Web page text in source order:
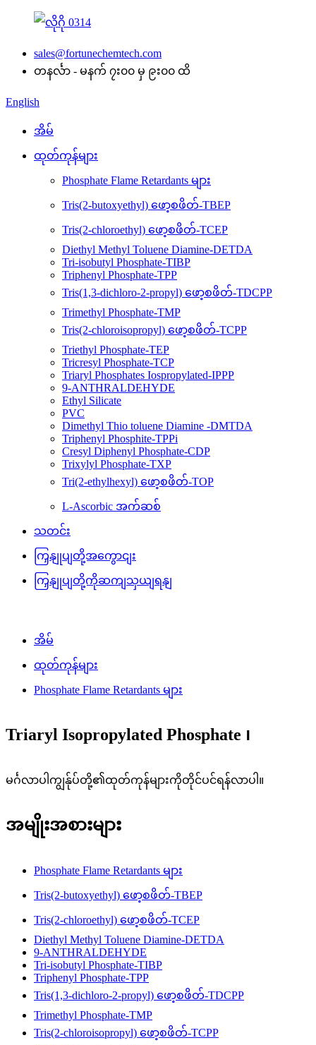
sales@fortunechemtech.com
တနင်္လာ - မနက် ၇း၀၀ မှ ၉း၀၀ ထိ
English
အိမ်
ထုတ်ကုန်များ
Phosphate Flame Retardants များ
Tris(2-butoxyethyl) ဖော့စဖိတ်-TBEP
Tris(2-chloroethyl) ဖော့စဖိတ်-TCEP
Diethyl Methyl Toluene Diamine-DETDA
Tri-isobutyl Phosphate-TIBP
Triphenyl Phosphate-TPP
Tris(1,3-dichloro-2-propyl) ဖော့စဖိတ်-TDCPP
Trimethyl Phosphate-TMP
Tris(2-chloroisopropyl) ဖော့စဖိတ်-TCPP
Triethyl Phosphate-TEP
Tricresyl Phosphate-TCP
Triaryl Phosphates Iospropylated-IPPP
9-ANTHRALDEHYDE
Ethyl Silicate
PVC
Dimethyl Thio toluene Diamine -DMTDA
Triphenyl Phosphite-TPPi
Cresyl Diphenyl Phosphate-CDP
Trixylyl Phosphate-TXP
Tri(2-ethylhexyl) ဖော့စဖိတ်-TOP
L-Ascorbic အက်ဆစ်
သတင်း
ကြှနျုပျတို့အကွောငျး
ကြှနျုပျတို့ကိုဆကျသှယျရနျ
အိမ်
ထုတ်ကုန်များ
Phosphate Flame Retardants များ
Triaryl Isopropylated Phosphate ၊
မင်္ဂလာပါကျွန်ုပ်တို့၏ထုတ်ကုန်များကိုတိုင်ပင်ရန်လာပါ။
အမျိုးအစားများ
Phosphate Flame Retardants များ
Tris(2-butoxyethyl) ဖော့စဖိတ်-TBEP
Tris(2-chloroethyl) ဖော့စဖိတ်-TCEP
Diethyl Methyl Toluene Diamine-DETDA
9-ANTHRALDEHYDE
Tri-isobutyl Phosphate-TIBP
Triphenyl Phosphate-TPP
Tris(1,3-dichloro-2-propyl) ဖော့စဖိတ်-TDCPP
Trimethyl Phosphate-TMP
Tris(2-chloroisopropyl) ဖော့စဖိတ်-TCPP